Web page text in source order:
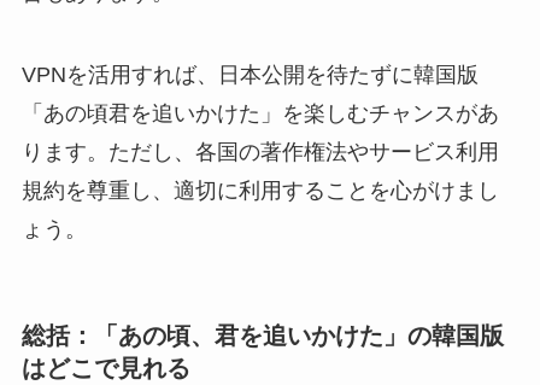
VPNを活用すれば、日本公開を待たずに韓国版
「あの頃君を追いかけた」を楽しむチャンスがあ
ります。ただし、各国の著作権法やサービス利用
規約を尊重し、適切に利用することを心がけまし
ょう。
総括：「あの頃、君を追いかけた」の韓国版
はどこで見れる